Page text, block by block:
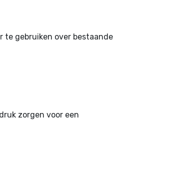
te gebruiken over bestaande
zorgen voor een